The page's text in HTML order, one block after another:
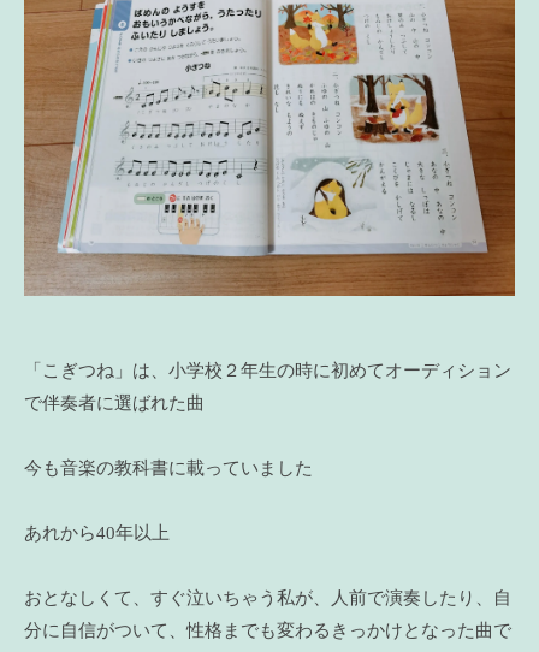
「こぎつね」は、小学校２年生の時に初めてオーディション
で伴奏者に選ばれた曲
今も音楽の教科書に載っていました
あれから40年以上
おとなしくて、すぐ泣いちゃう私が、人前で演奏したり、自
分に自信がついて、性格までも変わるきっかけとなった曲で